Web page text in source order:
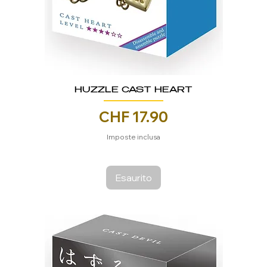
HUZZLE CAST HEART
Prezzo
CHF 17.90
Imposte inclusa
Esaurito